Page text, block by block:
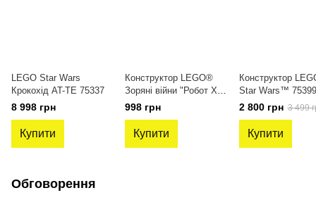
LEGO Star Wars
Крокохід AT-TE 75337
8 998 грн
Купити
Конструктор LEGO®
Зоряні війни "Робот X-
Wing Люка
Скайвокера", 75390
998 грн
Купити
Конструктор
Star Wars™ 75399
Повстанський
винищувач U-
2 800 грн 3 499
Купити
Обговорення